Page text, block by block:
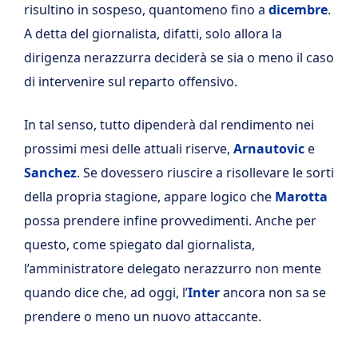
risultino in sospeso, quantomeno fino a dicembre.
A detta del giornalista, difatti, solo allora la
dirigenza nerazzurra deciderà se sia o meno il caso
di intervenire sul reparto offensivo.
In tal senso, tutto dipenderà dal rendimento nei
prossimi mesi delle attuali riserve, Arnautovice
Sanchez. Se dovessero riuscire a risollevare le sorti
della propria stagione, appare logico che Marotta
possa prendere infine provvedimenti. Anche per
questo, come spiegato dal giornalista,
l’amministratore delegato nerazzurro non mente
quando dice che, ad oggi, l’Interancora non sa se
prendere o meno un nuovo attaccante.